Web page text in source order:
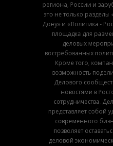
региона, России и
это не только разделы
Дону» и «Политика -
площадка для
деловых
востребованных
Кроме того,
возможность
Делового
новостями в
сотрудничества.
представляет собой
современного
позволяет
деловой